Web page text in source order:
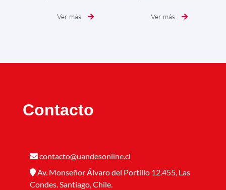
Ver más Ver más
Contacto
contacto@uandesonline.cl
Av. Monseñor Álvaro del Portillo 12.455, Las
Condes. Santiago, Chile.